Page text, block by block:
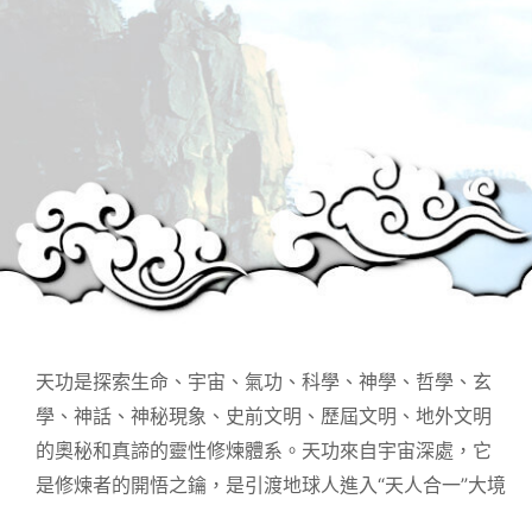
天功是探索生命、宇宙、氣功、科學、神學、哲學、玄
學、神話、神秘現象、史前文明、歷屆文明、地外文明
的奧秘和真諦的靈性修煉體系。天功來自宇宙深處，它
是修煉者的開悟之鑰，是引渡地球人進入“天人合一”大境